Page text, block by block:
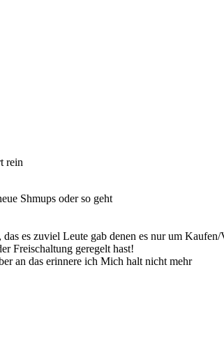
rein
Shmups oder so geht
es zuviel Leute gab denen es nur um
Freischaltung geregelt hast!
an das erinnere ich Mich halt nicht mehr